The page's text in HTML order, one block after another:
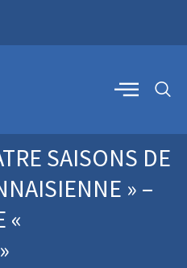
SAISONS DE
» –
«